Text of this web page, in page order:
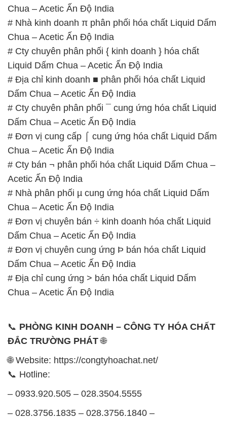
Chua – Acetic Ấn Độ India
# Nhà kinh doanh π phân phối hóa chất Liquid Dấm
Chua – Acetic Ấn Độ India
# Cty chuyên phân phối { kinh doanh } hóa chất
Liquid Dấm Chua – Acetic Ấn Độ India
# Địa chỉ kinh doanh ■ phân phối hóa chất Liquid
Dấm Chua – Acetic Ấn Độ India
# Cty chuyên phân phối ¯ cung ứng hóa chất Liquid
Dấm Chua – Acetic Ấn Độ India
# Đơn vị cung cấp ⌠ cung ứng hóa chất Liquid Dấm
Chua – Acetic Ấn Độ India
# Cty bán ¬ phân phối hóa chất Liquid Dấm Chua –
Acetic Ấn Độ India
# Nhà phân phối µ cung ứng hóa chất Liquid Dấm
Chua – Acetic Ấn Độ India
# Đơn vị chuyên bán ÷ kinh doanh hóa chất Liquid
Dấm Chua – Acetic Ấn Độ India
# Đơn vị chuyên cung ứng Þ bán hóa chất Liquid
Dấm Chua – Acetic Ấn Độ India
# Địa chỉ cung ứng > bán hóa chất Liquid Dấm
Chua – Acetic Ấn Độ India
📞 PHÒNG KINH DOANH – CÔNG TY HÓA CHẤT
ĐẮC TRƯỜNG PHÁT🌐
🌐 Website: https://congtyhoachat.net/
📞 Hotline:
– 0933.920.505 – 028.3504.5555
– 028.3756.1835 – 028.3756.1840 –